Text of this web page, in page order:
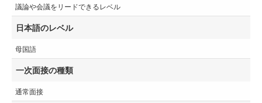
議論や会議をリードできるレベル
日本語のレベル
母国語
一次面接の種類
通常面接